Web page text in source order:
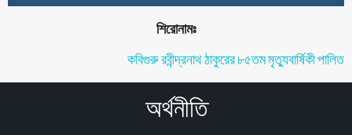
শিরোনামঃ
কবিগুরু রবীন্দ্রনাথ ঠাকুরের ৮৫তম মৃত্যুবার্ষিকী পালিত||
অর্থনীতি